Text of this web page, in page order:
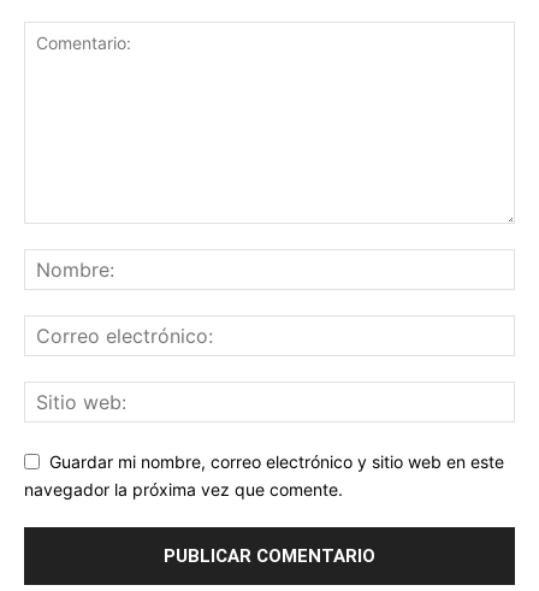
Guardar mi nombre, correo electrónico y sitio web en este
navegador la próxima vez que comente.